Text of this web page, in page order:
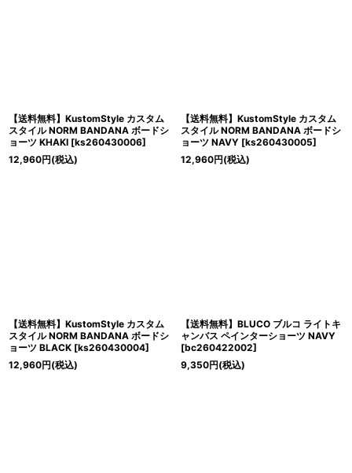
【送料無料】KustomStyle カスタム
スタイル NORM BANDANA ボードシ
ョーツ KHAKI [ks260430006]
12,960円(税込)
【送料無料】KustomStyle カスタム
スタイル NORM BANDANA ボードシ
ョーツ NAVY [ks260430005]
12,960円(税込)
【送料無料】KustomStyle カスタム
スタイル NORM BANDANA ボードシ
ョーツ BLACK [ks260430004]
12,960円(税込)
【送料無料】BLUCO ブルコ ライトキ
ャンバス ペインターショーツ NAVY
[bc260422002]
9,350円(税込)